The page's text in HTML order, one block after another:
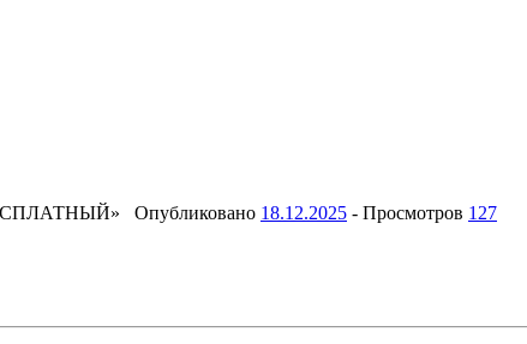
Опубликовано 18.12.2025 - Просмотров 127